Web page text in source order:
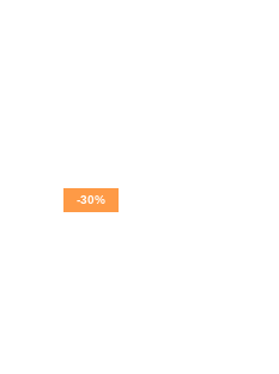
-30%